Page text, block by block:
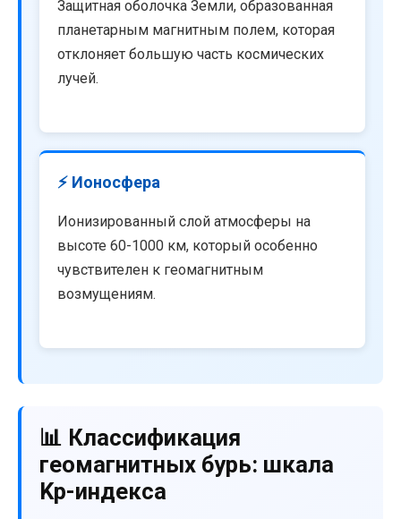
Защитная оболочка Земли, образованная
планетарным магнитным полем, которая
отклоняет большую часть космических
лучей.
⚡ Ионосфера
Ионизированный слой атмосферы на
высоте 60-1000 км, который особенно
чувствителен к геомагнитным
возмущениям.
📊 Классификация
геомагнитных бурь: шкала
Kp-индекса